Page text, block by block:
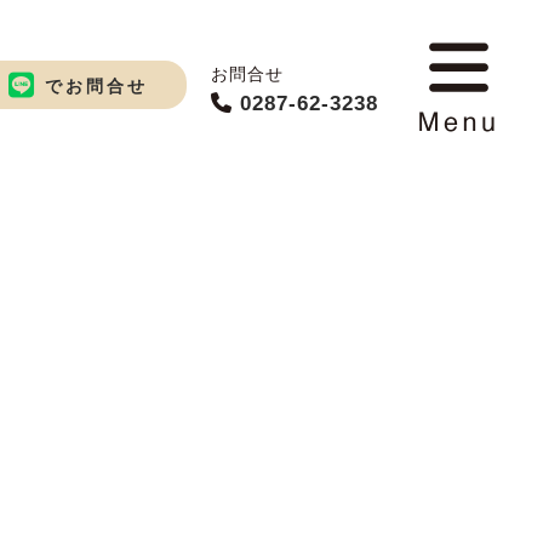
でお問合せ
お問合せ
0287-62-3238